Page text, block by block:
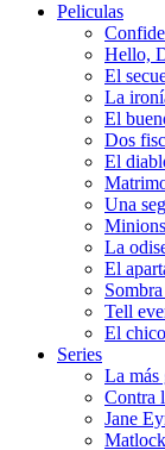
Peliculas
Hello,
El
La
El
Dos
El
Una
La
El
Tell
El
Series
La más
Contra
Jane
Matlock